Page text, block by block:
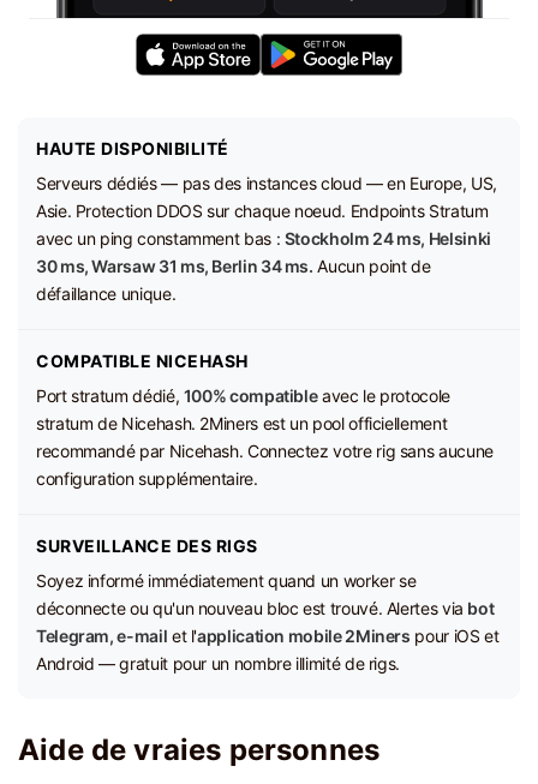
HAUTE DISPONIBILITÉ
Serveurs dédiés — pas des instances cloud — en Europe, US,
Asie. Protection DDOS sur chaque noeud. Endpoints Stratum
avec un ping constamment bas : Stockholm 24 ms, Helsinki
30 ms, Warsaw 31 ms, Berlin 34 ms. Aucun point de
défaillance unique.
COMPATIBLE NICEHASH
Port stratum dédié, 100% compatibleavec le protocole
stratum de Nicehash. 2Miners est un pool officiellement
recommandé par Nicehash. Connectez votre rig sans aucune
configuration supplémentaire.
SURVEILLANCE DES RIGS
Soyez informé immédiatement quand un worker se
déconnecte ou qu'un nouveau bloc est trouvé. Alertes via bot
Telegram, e-mail et l'application mobile 2Miners pour iOS et
Android — gratuit pour un nombre illimité de rigs.
Aide de vraies personnes